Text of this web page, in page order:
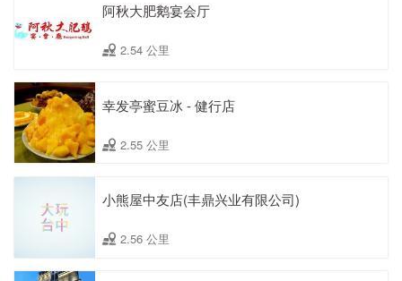
阿秋大肥鹅宴会厅
2.54 公里
幸发亭蜜豆冰 - 健行店
2.55 公里
小熊屋中友店(丰鼎兴业有限公司)
2.56 公里